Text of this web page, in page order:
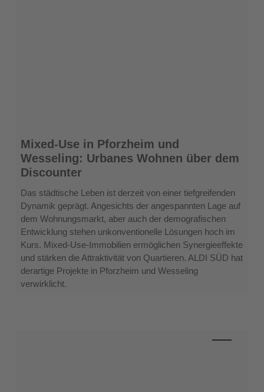
Mixed-
Use
Pforzheim
und
Urbanes
Wohnen
über
dem
Discounter
Mixed-Use in Pforzheim und
Wesseling: Urbanes Wohnen über dem
Discounter
Das städtische Leben ist derzeit von einer tiefgreifenden
Dynamik geprägt. Angesichts der angespannten Lage auf
dem Wohnungsmarkt, aber auch der demografischen
Entwicklung stehen unkonventionelle Lösungen hoch im
Kurs. Mixed-Use-Immobilien ermöglichen Synergieeffekte
und stärken die Attraktivität von Quartieren. ALDI SÜD hat
derartige Projekte in Pforzheim und Wesseling
verwirklicht.